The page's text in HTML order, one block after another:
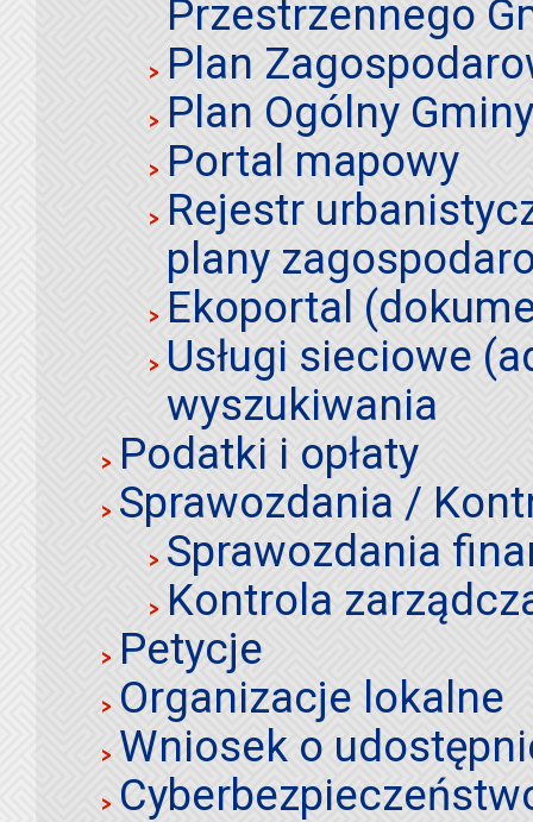
Przestrzennego
Plan
Plan Ogólny
Portal mapowy
Rejestr
plany
Ekoportal
Usługi sieciowe
wyszukiwania
Podatki i opłaty
Sprawozdania /
Sprawozdania
Kontrola
Petycje
Organizacje lokalne
Wniosek o